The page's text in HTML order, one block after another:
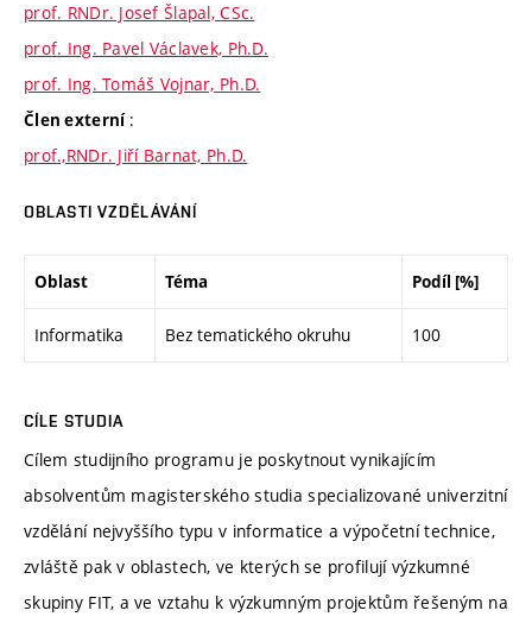
prof. RNDr. Josef Šlapal, CSc.
prof. Ing. Pavel Václavek, Ph.D.
prof. Ing. Tomáš Vojnar, Ph.D.
Člen externí :
prof.,RNDr. Jiří Barnat, Ph.D.
OBLASTI VZDĚLÁVÁNÍ
Oblast Téma Podíl [%]
Informatika Bez tematického okruhu 100
CÍLE STUDIA
Cílem studijního programu je poskytnout vynikajícím
absolventům magisterského studia specializované univerzitní
vzdělání nejvyššího typu v informatice a výpočetní technice,
zvláště pak v oblastech, ve kterých se profilují výzkumné
skupiny FIT, a ve vztahu k výzkumným projektům řešeným na